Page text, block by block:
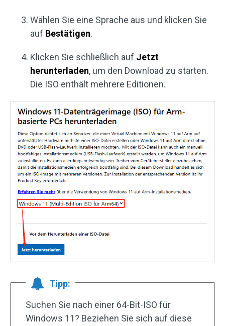
Wählen Sie eine Sprache aus und klicken Sie
auf Bestätigen.
Klicken Sie schließlich auf Jetzt
herunterladen, um den Download zu starten.
Die ISO enthält mehrere Editionen.
Tipp:
Suchen Sie nach einer 64-Bit-ISO für
Windows 11? Beziehen Sie sich auf diese